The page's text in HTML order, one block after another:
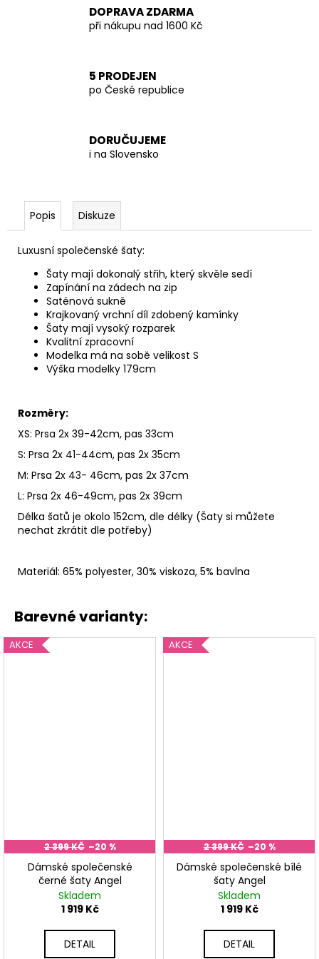
DOPRAVA ZDARMA
při nákupu nad 1600 Kč
5 PRODEJEN
po České republice
DORUČUJEME
i na Slovensko
Popis Diskuze
Luxusní společenské šaty:
Šaty mají dokonalý střih, který skvěle sedí
Zapínání na zádech na zip
Saténová sukně
Krajkovaný vrchní díl zdobený kamínky
Šaty mají vysoký rozparek
Kvalitní zpracovní
Modelka má na sobě velikost S
Výška modelky 179cm
Rozměry:
XS: Prsa 2x 39-42cm, pas 33cm
S: Prsa 2x 41-44cm, pas 2x 35cm
M: Prsa 2x 43- 46cm, pas 2x 37cm
L: Prsa 2x 46-49cm, pas 2x 39cm
Délka šatů je okolo 152cm, dle délky (Šaty si můžete
nechat zkrátit dle potřeby)
Materiál: 65% polyester, 30% viskoza, 5% bavlna
Barevné varianty:
AKCE
2 399 KČ –20 %
Dámské společenské
černé šaty Angel
Skladem
1 919 Kč
DETAIL
AKCE
2 399 KČ –20 %
Dámské společenské bílé
šaty Angel
Skladem
1 919 Kč
DETAIL